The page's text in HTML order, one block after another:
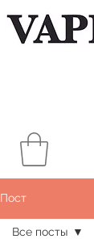
Пост
Все посты